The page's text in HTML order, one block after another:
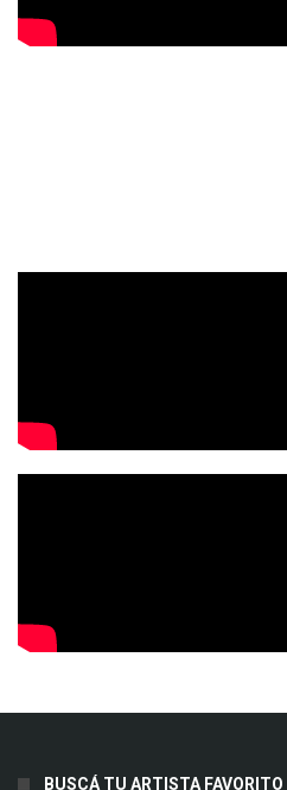
BUSCÁ TU ARTISTA FAVORITO